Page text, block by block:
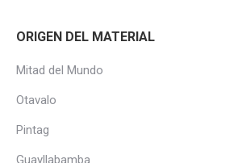
ORIGEN DEL MATERIAL
Mitad del Mundo
Otavalo
Pintag
Guayllabamba